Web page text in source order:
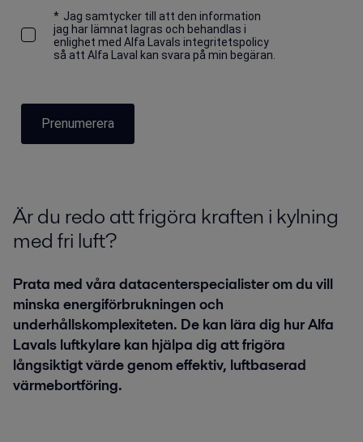
* Jag samtycker till att den information
jag har lämnat lagras och behandlas i
enlighet med Alfa Lavals integritetspolicy
så att Alfa Laval kan svara på min begäran.
Prenumerera
Är du redo att frigöra kraften i kylning
med fri luft?
Prata med våra datacenterspecialister om du vill
minska energiförbrukningen och
underhållskomplexiteten. De kan lära dig hur Alfa
Lavals luftkylare kan hjälpa dig att frigöra
långsiktigt värde genom effektiv, luftbaserad
värmebortföring.